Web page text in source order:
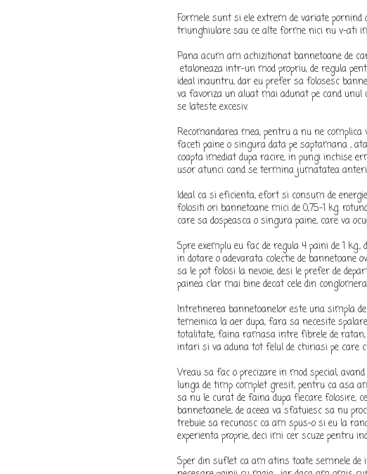
Formele sunt si ele extrem de variate pornind
triunghiulare sau ce alte forme nici nu v-ati
Pana acum am achizitionat bannetoane de
etaloneaza intr-un mod propriu, de regula
ideal inauntru, dar eu prefer sa folosesc
va favoriza un aluat mai adunat pe cand unul
se lateste excesiv.
Recomandarea mea, pentru a nu ne
faceti paine o singura data pe saptamana ,
coapta imediat dupa racire, in pungi inchise
usor atunci cand se termina jumatatea
Ideal ca si eficienta, efort si consum de
folositi ori bannetoane mici de 0,75-1 kg.
care sa dospeasca o singura paine, care va
Spre exemplu eu fac de regula 4 paini de 1
in dotare o adevarata colectie de bannetoane
sa le pot folosi la nevoie, desi le prefer de
painea clar mai bine decat cele din
Intretinerea bannetoanelor este una simpla
temeinica la aer dupa, fara sa necesite
totalitate, faina ramasa intre fibrele de
intari si va aduna tot felul de chiriasi pe care
Vreau sa fac o precizare in mod special,
lunga de timp complet gresit, pentru ca asa
sa nu le curat de faina dupa fiecare folosire,
bannetoanele, de aceea va sfatuiesc sa nu
trebuie sa recunosc ca am spus-o si eu la
experienta proprie, deci imi cer scuze pentru
Sper din suflet ca am atins toate semnele de